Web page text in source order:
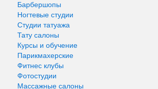
Барбершопы
Ногтевые студии
Студии татуажа
Тату салоны
Курсы и обучение
Парикмахерские
Фитнес клубы
Фотостудии
Массажные салоны